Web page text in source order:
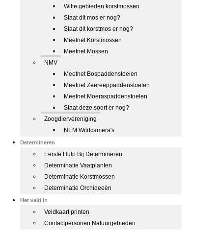
Witte gebieden korstmossen
Staat dit mos er nog?
Staat dit korstmos er nog?
Meetnet Korstmossen
Meetnet Mossen
NMV
Meetnet Bospaddenstoelen
Meetnet Zeereeppaddenstoelen
Meetnet Moeraspaddenstoelen
Staat deze soort er nog?
Zoogdiervereniging
NEM Wildcamera's
Determineren
Eerste Hulp Bij Determineren
Determinatie Vaatplanten
Determinatie Korstmossen
Determinatie Orchideeën
Het veld in
Veldkaart printen
Contactpersonen Natuurgebieden